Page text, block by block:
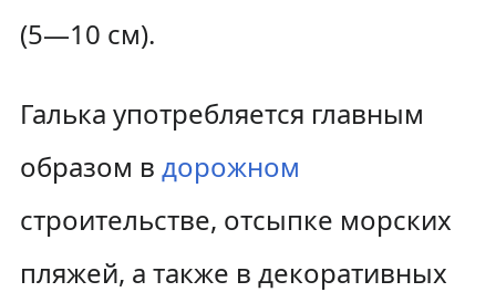
(5—10 см).
Галька употребляется главным
образом в дорожном
строительстве, отсыпке морских
пляжей, а также в декоративных